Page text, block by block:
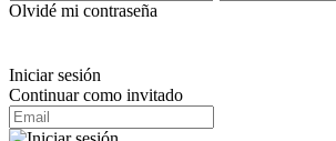
Olvidé mi contraseña
Iniciar sesión
Continuar como invitado